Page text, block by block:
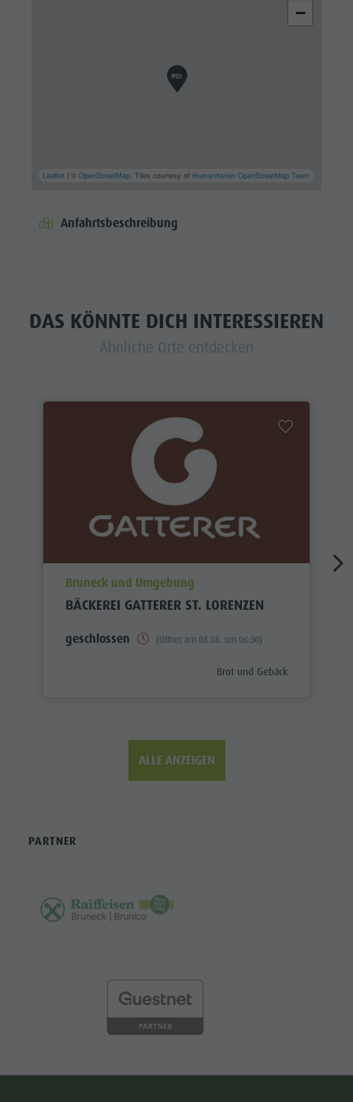
−
Leaflet | ©OpenStreetMap, Tiles courtesy of Humanitarian OpenStreetMap Team
Anfahrtsbeschreibung
DAS KÖNNTE DICH INTERESSIEREN
Ähnliche Orte entdecken
aria.poi_location_prefix
Bruneck und Umgebung
BÄCKEREI GATTERER ST. LORENZEN
geschlossen (Öffnet am 08.08. um 06:30)
aria.poi_category_prefix
Brot und Gebäck
ALLE ANZEIGEN
PARTNER